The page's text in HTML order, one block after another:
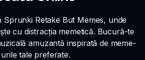
Sprunki Retake But Memes, unde
cu distracția memetică. Bucură-te
amuzantă inspirată de meme-
urile tale preferate.